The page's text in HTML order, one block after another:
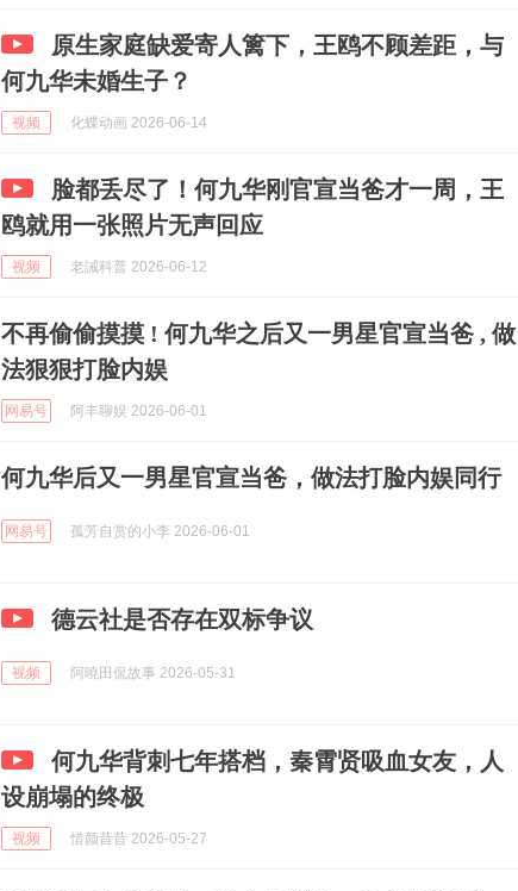
原生家庭缺爱寄人篱下，王鸥不顾差距，与
何九华未婚生子？
视频 化蝶动画 2026-06-14
脸都丢尽了！何九华刚官宣当爸才一周，王
鸥就用一张照片无声回应
视频 老誡科普 2026-06-12
不再偷偷摸摸 ! 何九华之后又一男星官宣当爸 , 做
法狠狠打脸内娱
网易号 阿丰聊娱 2026-06-01
何九华后又一男星官宣当爸，做法打脸内娱同行
网易号 孤芳自赏的小李 2026-06-01
德云社是否存在双标争议
视频 阿嘵田侃故事 2026-05-31
何九华背刺七年搭档，秦霄贤吸血女友，人
设崩塌的终极
视频 惜颜昔昔 2026-05-27